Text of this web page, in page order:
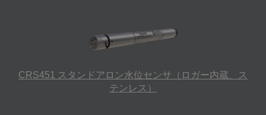
CRS451 スタンドアロン水位センサ（ロガー内蔵、ス
テンレス）